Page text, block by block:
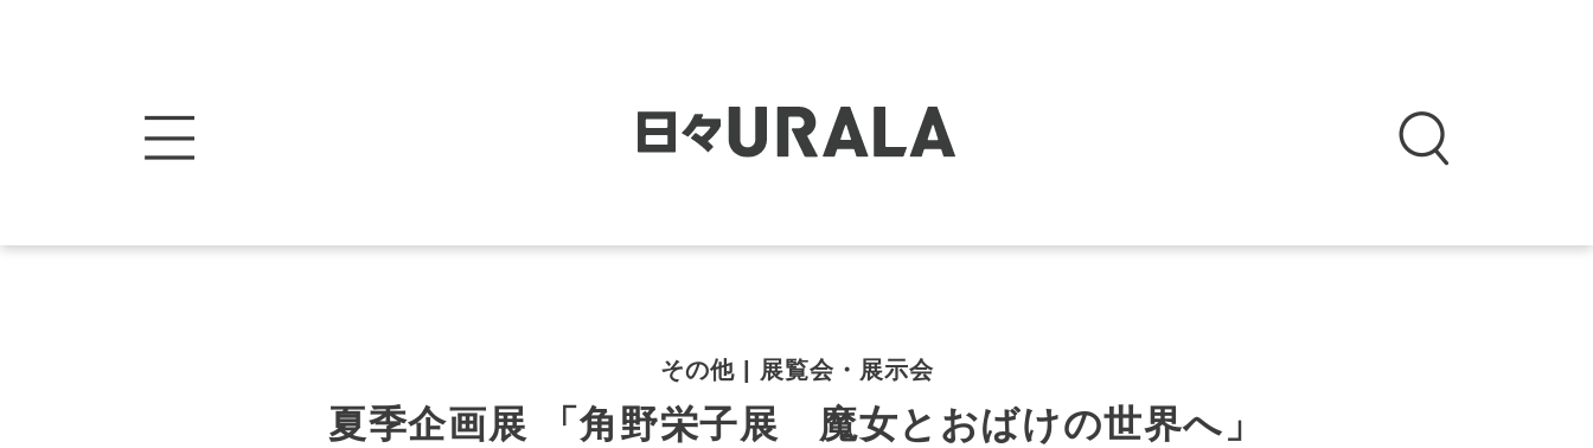
その他 | 展覧会・展示会
夏季企画展 「角野栄子展 魔女とおばけの世界へ」